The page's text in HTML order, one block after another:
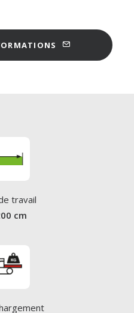
travail
cm